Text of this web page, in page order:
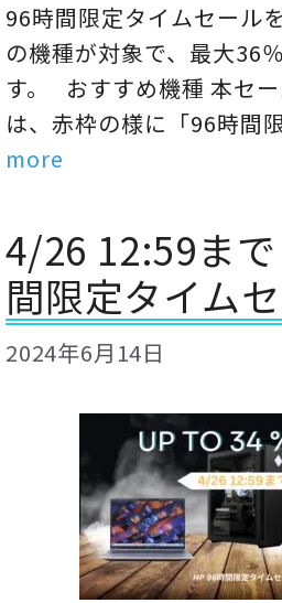
96時間限定タイムセール
の機種が対象で、最大36
す。 おすすめ機種 本セ
は、赤枠の様に「96時間
more
4/26 12:59ま
間限定タイム
2024年6月14日